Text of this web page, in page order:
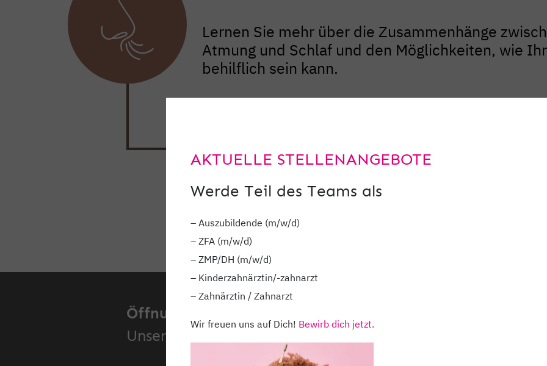
Lernen Sie mehr über die Zusammenhänge
Atmung und Schlaf und den Möglichkeiten, wie
behilflich sein kann.
Hier der
Öffnungszeiten.
Unsere Standorte.
AKTUELLE STELLENANGEBOTE
Werde Teil des Teams als
– Auszubildende (m/w/d)
– ZFA (m/w/d)
– ZMP/DH (m/w/d)
– Kinderzahnärztin/-zahnarzt
– Zahnärztin / Zahnarzt
Wir freuen uns auf Dich! Bewirb dich jetzt.